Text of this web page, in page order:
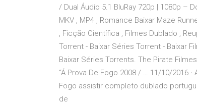
/ Dual Áudio 5.1 BluRay 720p | 1080p –
MKV , MP4 , Romance Baixar Maze
, Ficção Científica , Filmes Dublado ,
Torrent - Baixar Séries Torrent - Baixar
Baixar Séries Torrents. The Pirate
“Á Prova De Fogo 2008 / … 11/10/2016
Fogo assistir completo dublado
de